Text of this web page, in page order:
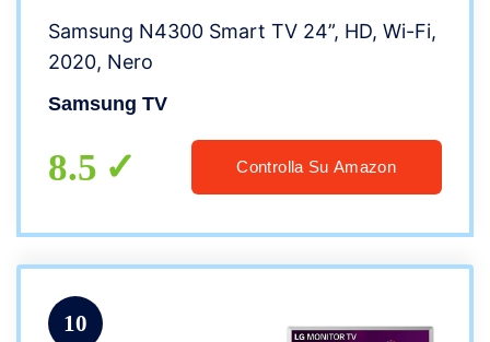
Samsung N4300 Smart TV 24”, HD, Wi-Fi,
2020, Nero
Samsung TV
8.5 Controlla Su Amazon
10